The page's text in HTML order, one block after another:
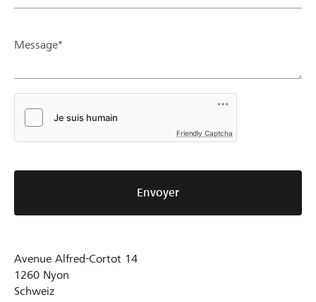
Message*
Friendly Captcha
Envoyer
Avenue Alfred-Cortot 14
1260 Nyon
Schweiz